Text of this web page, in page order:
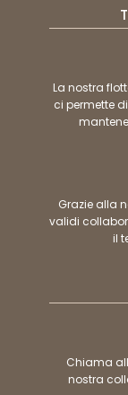
La nostra
ci permette
Grazie alla
validi
il
Chiama
nostra